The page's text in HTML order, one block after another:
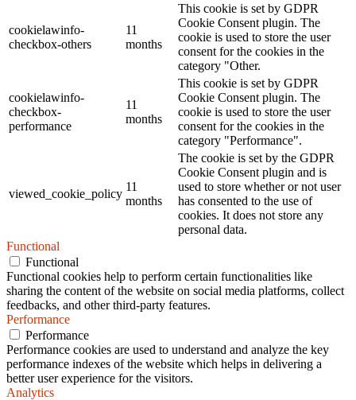
cookielawinfo-
checkbox-others
11
months
This cookie is set by GDPR
Cookie Consent plugin. The
cookie is used to store the user
consent for the cookies in the
category "Other.
cookielawinfo-
checkbox-
performance
11
months
This cookie is set by GDPR
Cookie Consent plugin. The
cookie is used to store the user
consent for the cookies in the
category "Performance".
viewed_cookie_policy
11
months
The cookie is set by the GDPR
Cookie Consent plugin and is
used to store whether or not user
has consented to the use of
cookies. It does not store any
personal data.
Functional
Functional
Functional cookies help to perform certain functionalities like
sharing the content of the website on social media platforms, collect
feedbacks, and other third-party features.
Performance
Performance
Performance cookies are used to understand and analyze the key
performance indexes of the website which helps in delivering a
better user experience for the visitors.
Analytics